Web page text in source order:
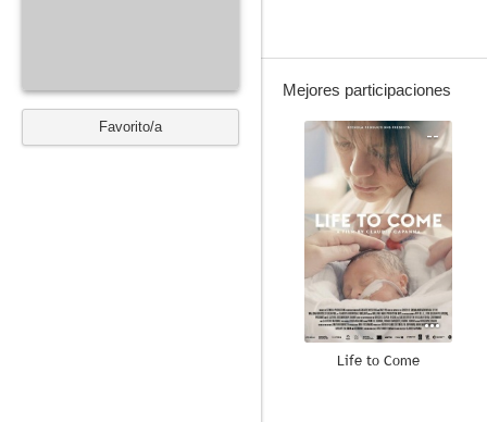
Favorito/a
Mejores participaciones
--
Life to Come